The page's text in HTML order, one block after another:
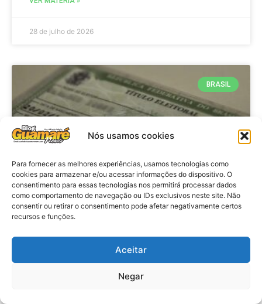
Nós usamos cookies
Para fornecer as melhores experiências, usamos tecnologias como
cookies para armazenar e/ou acessar informações do dispositivo. O
consentimento para essas tecnologias nos permitirá processar dados
como comportamento de navegação ou IDs exclusivos neste site. Não
consentir ou retirar o consentimento pode afetar negativamente certos
recursos e funções.
Aceitar
Negar
28 de julho de 2026
BRASIL
Brasil: Policia Federal investiga
antes das eleições